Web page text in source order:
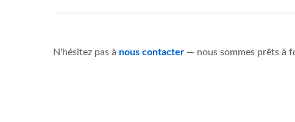
N'hésitez pas à nous contacter — nous sommes prêts à